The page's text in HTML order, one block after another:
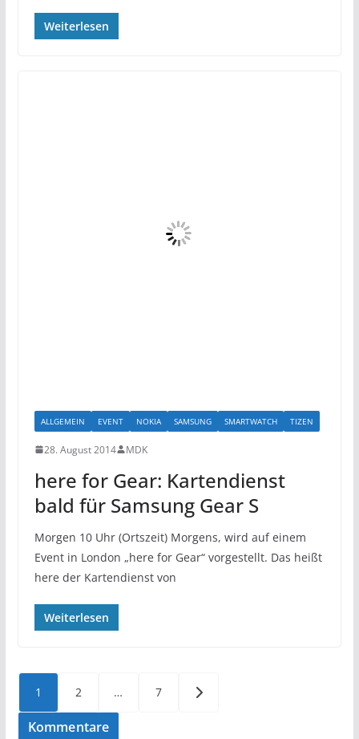
Weiterlesen
ALLGEMEIN EVENT NOKIA SAMSUNG SMARTWATCH TIZEN
28. August 2014 MDK
here for Gear: Kartendienst
bald für Samsung Gear S
Morgen 10 Uhr (Ortszeit) Morgens, wird auf einem
Event in London „here for Gear“ vorgestellt. Das heißt
here der Kartendienst von
Weiterlesen
Seitennummerierung
der
1 2 … 7
Kommentare